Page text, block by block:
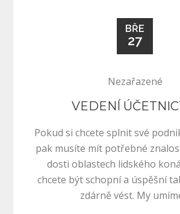
BŘE
27
Nezařazené
VEDENÍ
Pokud si chcete splnit své
pak musíte mít potřebné
dosti oblastech lidského
chcete být schopní a úspěšní
zdárně vést. My